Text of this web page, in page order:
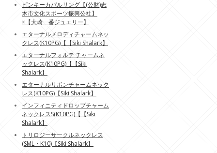
ピンキーカパルリング【(公財)志
木市文化スポーツ振興公社】
×【大崎一番ジュエリー】
エターナルメロディチャームネッ
クレス(K10PG)【【Siki Shalark】
エターナルフォルテ チャームネ
ックレス(K10PG)【【Siki
Shalark】
エターナルリボンチャームネック
レス(K10PG)【Siki Shalark】
インフィニティドロップチャーム
ネックレスS(K10PG)【【Siki
Shalark】
トリロジーサークルネックレス
(SML・K10)【Siki Shalark】